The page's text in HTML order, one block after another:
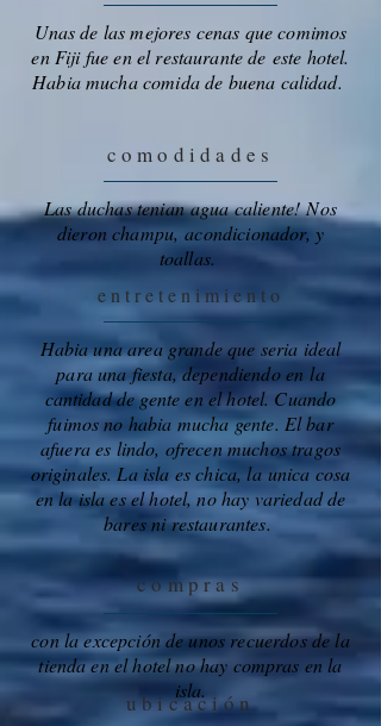
Unas de las mejores cenas que comimos
en Fiji fue en el restaurante de este hotel.
Habia mucha comida de buena calidad.
comodidades
Habia una area grande que seria ideal
para una fiesta, dependiendo en la
cantidad de gente en el hotel. Cuando
fuimos no habia mucha gente. El bar
afuera es lindo, ofrecen muchos tragos
originales. La isla es chica, la unica cosa
en la isla es el hotel, no hay variedad de
bares ni restaurantes.
Las duchas tenian agua caliente! Nos
dieron champu, acondicionador, y
toallas.
entretenimiento
compras
ubicación
con la excepción de unos recuerdos de la
tienda en el hotel no hay compras en la
isla.